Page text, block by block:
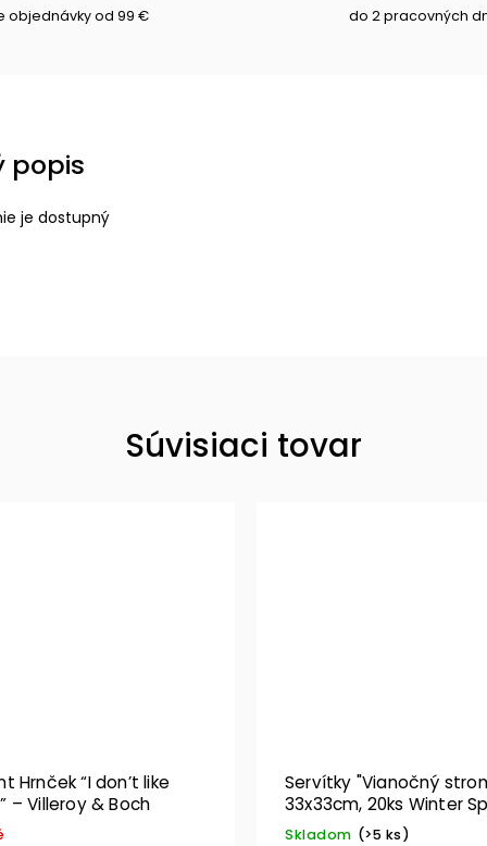
objednávky od 99 € do 2 pracovných
popis
je dostupný
Súvisiaci tovar
Hrnček “I don’t like
– Villeroy & Boch
Servítky "Vianočný
33x33cm, 20ks Winter
Villeroy & Boch
Skladom (>5 ks)